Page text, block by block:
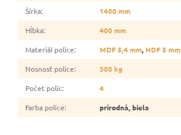
Šírka:
1400 mm
Hĺbka:
400 mm
Materiál police: MDF 5,4 mm, HDF 5 mm
Nosnosť police:
300 kg
Počet políc:
4
Farba police: prírodná, biela